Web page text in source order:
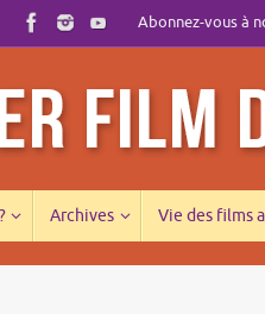
Abonnez-vous à
Archives Vie des films